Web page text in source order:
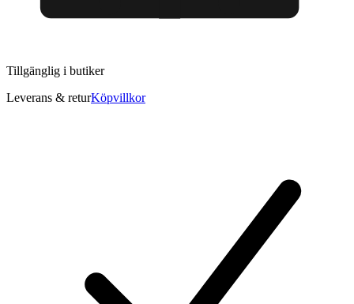
Tillgänglig i butiker
Leverans & returKöpvillkor